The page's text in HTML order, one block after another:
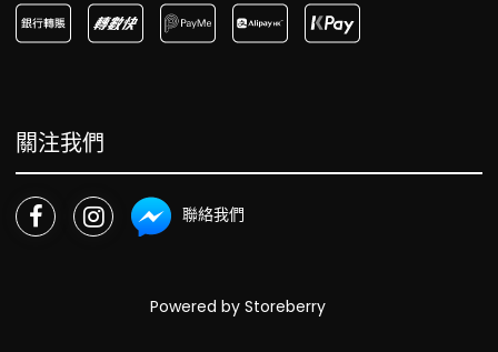
關注我們
聯絡我們
Powered by Storeberry